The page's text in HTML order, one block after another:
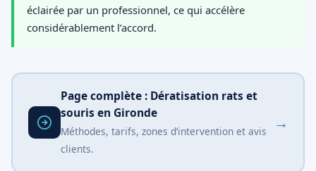
éclairée par un professionnel, ce qui accélère
considérablement l’accord.
Page complète : Dératisation rats et
souris en Gironde
Méthodes, tarifs, zones d’intervention et avis
clients.
→